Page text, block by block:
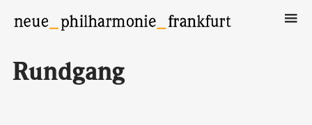
Neue Philharmonie Frankfurt
Das Klassik-Crossover-Orchester
Rundgang